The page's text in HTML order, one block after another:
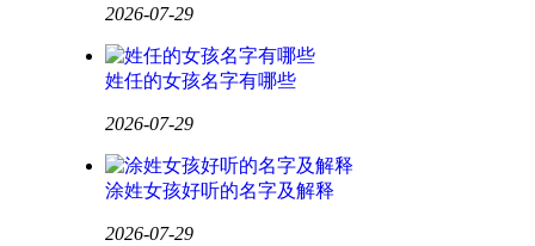
2026-07-29
姓任的女孩名字有哪些
2026-07-29
涂姓女孩好听的名字及解释
2026-07-29